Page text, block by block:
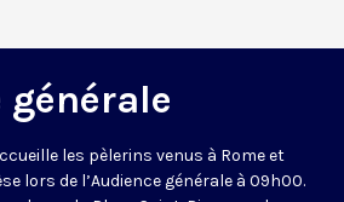
les pèlerins venus à Rome et
lors de l’Audience générale à 09h00.